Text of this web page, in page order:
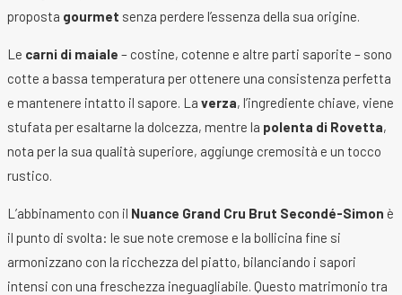
proposta gourmet senza perdere l’essenza della sua origine.
Le carni di maiale – costine, cotenne e altre parti saporite – sono
cotte a bassa temperatura per ottenere una consistenza perfetta
e mantenere intatto il sapore. La verza, l’ingrediente chiave, viene
stufata per esaltarne la dolcezza, mentre la polenta di Rovetta,
nota per la sua qualità superiore, aggiunge cremosità e un tocco
rustico.
L’abbinamento con il Nuance Grand Cru Brut Secondé-Simon è
il punto di svolta: le sue note cremose e la bollicina fine si
armonizzano con la ricchezza del piatto, bilanciando i sapori
intensi con una freschezza ineguagliabile. Questo matrimonio tra